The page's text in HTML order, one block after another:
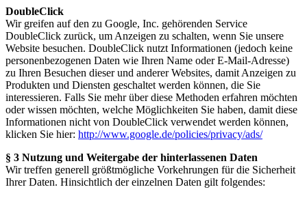
DoubleClick
Wir greifen auf den zu Google, Inc. gehörenden Service
DoubleClick zurück, um Anzeigen zu schalten, wenn Sie unsere
Website besuchen. DoubleClick nutzt Informationen (jedoch keine
personenbezogenen Daten wie Ihren Name oder E-Mail-Adresse)
zu Ihren Besuchen dieser und anderer Websites, damit Anzeigen zu
Produkten und Diensten geschaltet werden können, die Sie
interessieren. Falls Sie mehr über diese Methoden erfahren möchten
oder wissen möchten, welche Möglichkeiten Sie haben, damit diese
Informationen nicht von DoubleClick verwendet werden können,
klicken Sie hier: http://www.google.de/policies/privacy/ads/
§ 3 Nutzung und Weitergabe der hinterlassenen Daten
Wir treffen generell größtmögliche Vorkehrungen für die Sicherheit
Ihrer Daten. Hinsichtlich der einzelnen Daten gilt folgendes: